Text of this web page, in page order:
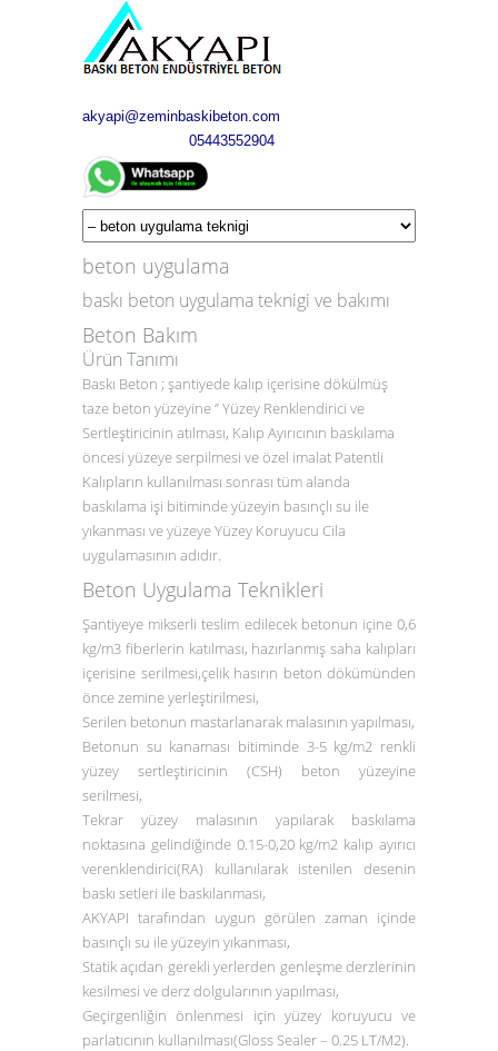
akyapi@zeminbaskibeton.com
05443552904
beton uygulama
baskı beton uygulama teknigi ve bakımı
Beton Bakım
Ürün Tanımı
Baskı Beton ; şantiyede kalıp içerisine dökülmüş
taze beton yüzeyine ‘’ Yüzey Renklendirici ve
Sertleştiricinin atılması, Kalıp Ayırıcının baskılama
öncesi yüzeye serpilmesi ve özel imalat Patentli
Kalıpların kullanılması sonrası tüm alanda
baskılama işi bitiminde yüzeyin basınçlı su ile
yıkanması ve yüzeye Yüzey Koruyucu Cila
uygulamasının adıdır.
Beton Uygulama Teknikleri
Şantiyeye mikserli teslim edilecek betonun içine 0,6
kg/m3 fiberlerin katılması, hazırlanmış saha kalıpları
içerisine serilmesi,çelik hasırın beton dökümünden
önce zemine yerleştirilmesi,
Serilen betonun mastarlanarak malasının yapılması,
Betonun su kanaması bitiminde 3-5 kg/m2 renkli
yüzey sertleştiricinin (CSH) beton yüzeyine
serilmesi,
Tekrar yüzey malasının yapılarak baskılama
noktasına gelindiğinde 0.15-0,20 kg/m2 kalıp ayırıcı
verenklendirici(RA) kullanılarak istenilen desenin
baskı setleri ile baskılanması,
AKYAPI tarafından uygun görülen zaman içinde
basınçlı su ile yüzeyin yıkanması,
Statik açıdan gerekli yerlerden genleşme derzlerinin
kesilmesi ve derz dolgularının yapılması,
Geçirgenliğin önlenmesi için yüzey koruyucu ve
parlatıcının kullanılması(Gloss Sealer – 0.25 LT/M2).